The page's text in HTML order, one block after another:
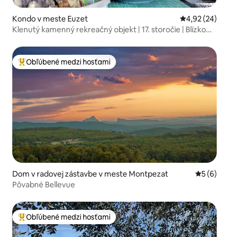
Kondo v meste Euzet Priemerné
4,92 (24)
Klenutý kamenný rekreačný objekt | 17. storočie | Blízko
Najobľúbenejšie medzi hosťami
Obľúbené medzi hosťami
Dom v radovej zástavbe v meste Montpezat
5 (6)
Pôvabné Bellevue
Najobľúbenejšie medzi hosťami
Obľúbené medzi hosťami